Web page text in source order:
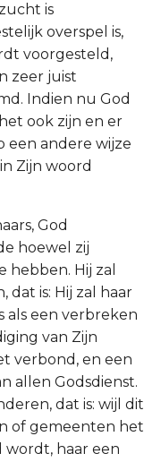
is
overspel is,
voorgesteld,
zeer juist
Indien nu God
ook zijn en er
een andere wijze
Zijn woord
God
hoewel zij
hebben. Hij zal
is: Hij zal haar
als een verbreken
van Zijn
verbond, en een
allen Godsdienst.
dat is: wijl dit
of gemeenten het
wordt, haar een